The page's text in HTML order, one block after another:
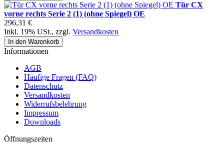
Tür CX
vorne rechts Serie 2 (1) (ohne Spiegel) OE
296,31 €
Inkl. 19% USt., zzgl. Versandkosten
In den Warenkorb
Informationen
AGB
Häufige Fragen (FAQ)
Datenschutz
Versandkosten
Widerrufsbelehrung
Impressum
Downloads
Öffnungszeiten